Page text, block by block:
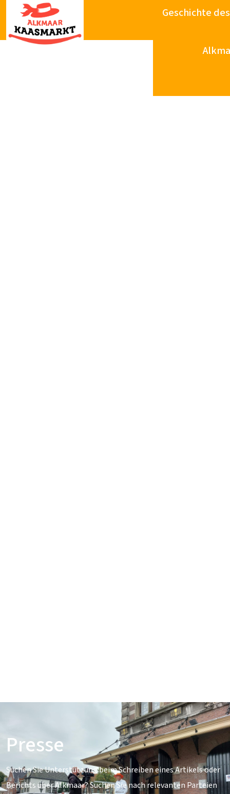
Geschichte
Presse
Suchen Sie Unterstützung beim Schreiben eines Artikels oder
Berichts über Alkmaar? Suchen Sie nach relevanten Parteien